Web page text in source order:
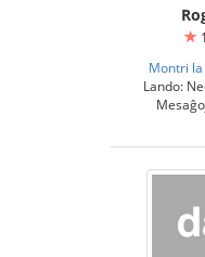
Montri
Lando: